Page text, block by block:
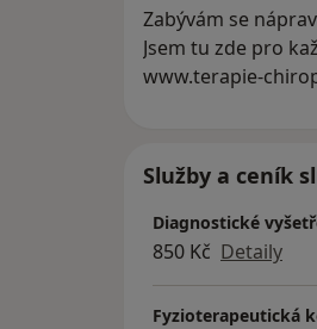
Zabývám se
Jsem tu zde pro
www.terapie-
Služby a ceník
Diagnostické
850 Kč Detaily
Fyzioterapeutická